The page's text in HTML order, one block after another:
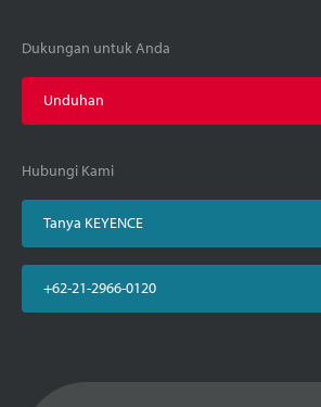
Dukungan untuk Anda
Unduhan
Hubungi Kami
Tanya KEYENCE
+62-21-2966-0120